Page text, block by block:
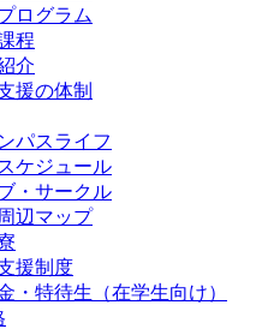
ログラム
程
介
援の体制
パスライフ
ケジュール
・サークル
辺マップ
援制度
・特待生（在学生向け）